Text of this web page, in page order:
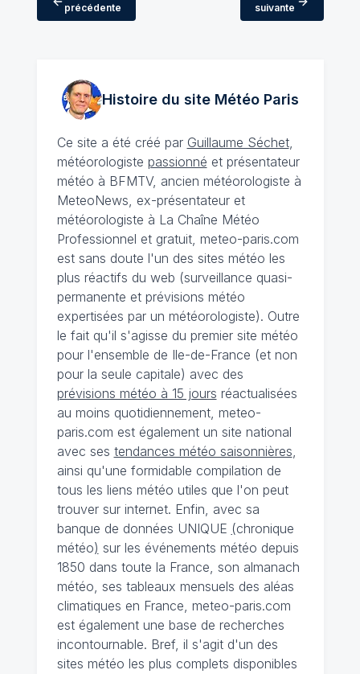
précédente
suivante
Histoire du site MétéoParis
Ce site a été créé par Guillaume Séchet,
météorologiste passionné et présentateur
météo à BFMTV, ancien météorologiste à
MeteoNews, ex-présentateur et
météorologiste à La Chaîne Météo
Professionnel et gratuit, meteo-paris.com
est sans doute l'un des sites météo les
plus réactifs du web (surveillance quasi-
permanente et prévisions météo
expertisées par un météorologiste). Outre
le fait qu'il s'agisse du premier site météo
pour l'ensemble de Ile-de-France (et non
pour la seule capitale) avec des
prévisions météo à 15 jours réactualisées
au moins quotidiennement, meteo-
paris.com est également un site national
avec ses tendances météo saisonnières,
ainsi qu'une formidable compilation de
tous les liens météo utiles que l'on peut
trouver sur internet. Enfin, avec sa
banque de données UNIQUE (chronique
météo) sur les événements météo depuis
1850 dans toute la France, son almanach
météo, ses tableaux mensuels des aléas
climatiques en France, meteo-paris.com
est également une base de recherches
incontournable. Bref, il s'agit d'un des
sites météo les plus complets disponibles